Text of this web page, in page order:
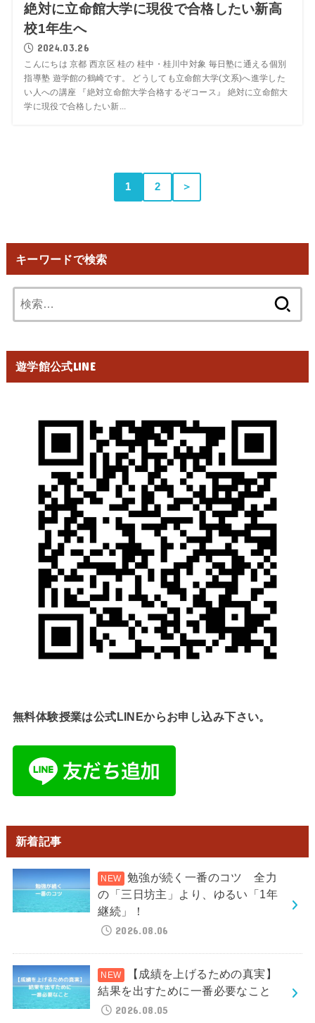
絶対に立命館大学に現役で合格したい新高
校1年生へ
2024.03.26
こんにちは 京都 西京区 桂の 桂中・桂川中対象 毎日塾に通える個別
指導塾 遊学館の鶴崎です。 どうしても立命館大学(文系)へ進学した
い人への講座 『絶対立命館大学合格するぞコース』 絶対に立命館大
学に現役で合格したい新...
1 2 ＞
キーワードで検索
索:
遊学館公式LINE
無料体験授業は公式LINEからお申し込み下さい。
新着記事
勉強が続く一番のコツ 全力
の「三日坊主」より、ゆるい「1年
継続」！
2026.08.06
【成績を上げるための真実】
結果を出すために一番必要なこと
2026.08.05